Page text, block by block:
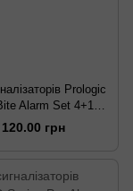
Prologic
Alarm Set 4+1
грн